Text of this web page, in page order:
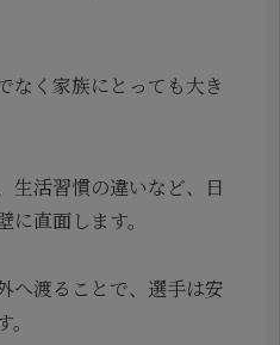
なく家族にとっても大き
生活習慣の違いなど、日
直面します。
へ渡ることで、選手は安